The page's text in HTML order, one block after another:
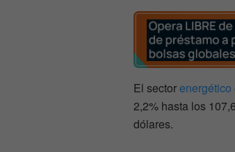
El sectorenergético
2,2% hasta los
dólares.